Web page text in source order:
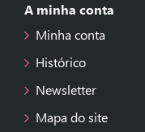
A minha conta
Minha conta
Histórico
Newsletter
Mapa do site